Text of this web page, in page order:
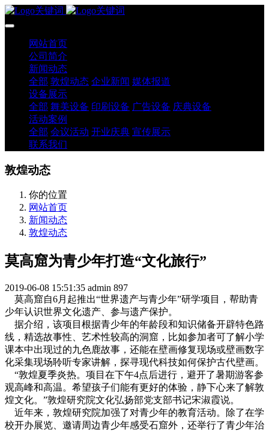
网站首页
公司简介
新闻动态
全部 敦煌动态 企业新闻 媒体报道
设备展示
全部 舞美设备 印刷设备 广告设备 庆典设备
活动案例
全部 会议活动 开业庆典 宣传展示
联系我们
敦煌动态
你的位置
网站首页
新闻动态
敦煌动态
莫高窟为青少年打造“文化旅行”
2019-06-08 15:51:35 admin 897
莫高窟自6月起推出“世界遗产与青少年”研学项目，帮助青
少年认识世界文化遗产、参与遗产保护。
据介绍，该项目根据青少年的年龄段和知识储备开辟特色路
线，精选故事性、艺术性较高的洞窟，比如参加者可了解小学
课本中出现过的九色鹿故事，还能在壁画修复现场或壁画数字
化采集现场聆听专家讲解，探寻现代科技如何保护古代壁画。
“敦煌夏季炎热。项目在下午4点后进行，避开了暑期游客参
观高峰和高温。希望孩子们能有更好的体验，静下心来了解敦
煌文化。”敦煌研究院文化弘扬部党支部书记宋淑霞说。
近年来，敦煌研究院加强了对青少年的教育活动。除了在学
校开办展览、邀请周边青少年感受石窟外，还举行了青少年治